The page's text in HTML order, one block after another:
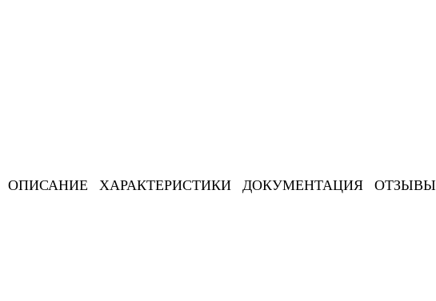
ОПИСАНИЕ ХАРАКТЕРИСТИКИ ДОКУМЕНТАЦИЯ ОТЗЫВЫ